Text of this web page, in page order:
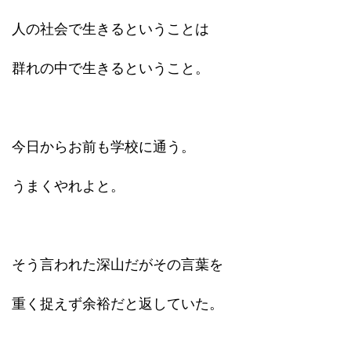
人の社会で生きるということは
群れの中で生きるということ。
今日からお前も学校に通う。
うまくやれよと。
そう言われた深山だがその言葉を
重く捉えず余裕だと返していた。